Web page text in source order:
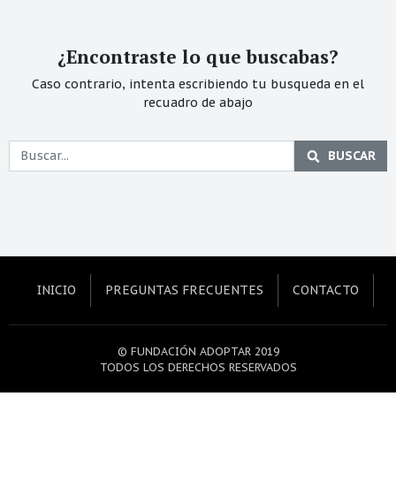
¿Encontraste lo que buscabas?
Caso contrario, intenta escribiendo tu busqueda en el
recuadro de abajo
BUSCAR
INICIO PREGUNTAS FRECUENTES CONTACTO
© FUNDACIÓN ADOPTAR 2019
TODOS LOS DERECHOS RESERVADOS